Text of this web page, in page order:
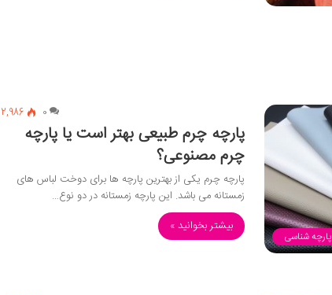
پارچه شناسی
0
2,986
پارچه چرم طبیعی بهتر است یا پارچه
چرم مصنوعی؟
پارچه چرم یکی از بهترین پارچه ها برای دوخت لباس های
زمستانه می باشد. این پارچه زمستانه در دو نوع…
بیشتر بخوانید »